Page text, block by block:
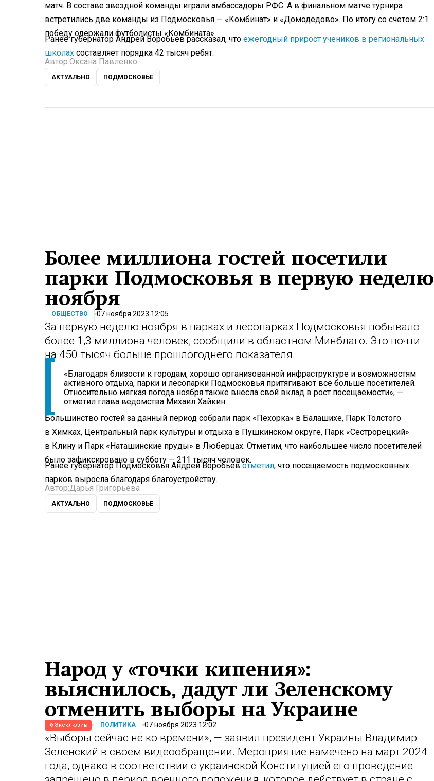
матч. В составе звездной команды играли амбассадоры РФС. А в финальном матче турнира
встретились две команды из Подмосковья — «Комбинат» и «Домодедово». По итогу со счетом 2:1
победу одержали футболисты «Комбината».
Ранее губернатор Андрей Воробьев рассказал, что ежегодный прирост учеников в региональных
школах составляет порядка 42 тысяч ребят.
Автор:Оксана Павленко
АКТУАЛЬНО ПОДМОСКОВЬЕ
Более миллиона гостей посетили
парки Подмосковья в первую неделю
ноября
ОБЩЕСТВО 07 ноября 2023 12:05
За первую неделю ноября в парках и лесопарках Подмосковья побывало
более 1,3 миллиона человек, сообщили в областном Минблаго. Это почти
на 450 тысяч больше прошлогоднего показателя.
«Благодаря близости к городам, хорошо организованной инфраструктуре и возможностям
активного отдыха, парки и лесопарки Подмосковья притягивают все больше посетителей.
Относительно мягкая погода ноября также внесла свой вклад в рост посещаемости», —
отметил глава ведомства Михаил Хайкин.
Большинство гостей за данный период собрали парк «Пехорка» в Балашихе, Парк Толстого
в Химках, Центральный парк культуры и отдыха в Пушкинском округе, Парк «Сестрорецкий»
в Клину и Парк «Наташинские пруды» в Люберцах. Отметим, что наибольшее число посетителей
было зафиксировано в субботу — 211 тысяч человек.
Ранее губернатор Подмосковья Андрей Воробьевотметил, что посещаемость подмосковных
парков выросла благодаря благоустройству.
Автор:Дарья Григорьева
АКТУАЛЬНО ПОДМОСКОВЬЕ
Народ у «точки кипения»:
выяснилось, дадут ли Зеленскому
отменить выборы на Украине
Эксклюзив ПОЛИТИКА 07 ноября 2023 12:02
«Выборы сейчас не ко времени», — заявил президент Украины Владимир
Зеленский в своем видеообращении. Мероприятие намечено на март 2024
года, однако в соответствии с украинской Конституцией его проведение